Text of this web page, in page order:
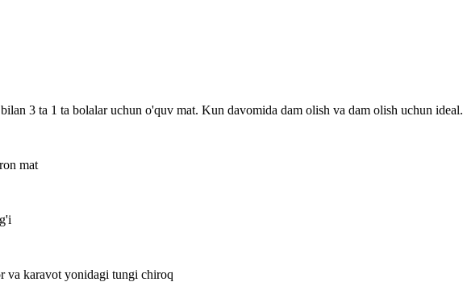
3 ta 1 ta bolalar uchun o'quv mat. Kun davomida dam olish va dam olish uchun ideal.
mat
va karavot yonidagi tungi chiroq